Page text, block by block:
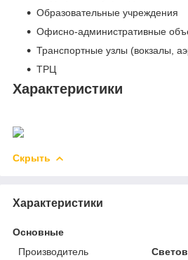
Образовательные учреждения
Офисно-административные
Транспортные узлы (вокзалы,
ТРЦ
Характеристики
Скрыть
Характеристики
Основные
Производитель